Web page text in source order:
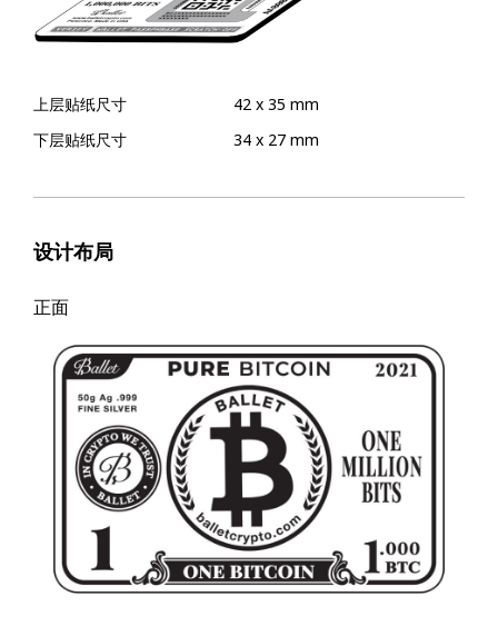
上层贴纸尺寸
下层贴纸尺寸
42 x 35 mm
34 x 27 mm
设计布局
正面